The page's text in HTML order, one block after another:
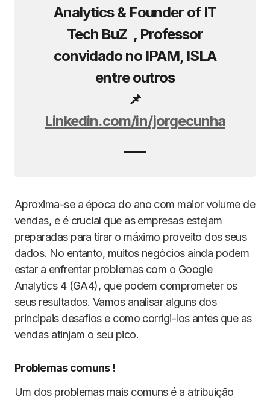
Analytics & Founder of IT
Tech BuZ , Professor
convidado no IPAM, ISLA
entre outros
📌
Linkedin.com/in/jorgecunha
Aproxima-se a época do ano com maior volume de
vendas, e é crucial que as empresas estejam
preparadas para tirar o máximo proveito dos seus
dados. No entanto, muitos negócios ainda podem
estar a enfrentar problemas com o Google
Analytics 4 (GA4), que podem comprometer os
seus resultados. Vamos analisar alguns dos
principais desafios e como corrigi-los antes que as
vendas atinjam o seu pico.
Problemas comuns !
Um dos problemas mais comuns é a atribuição